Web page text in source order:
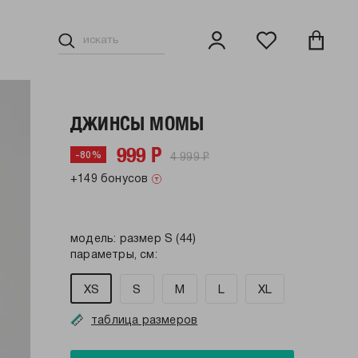
ДЖИНСЫ МОМЫ
-80% 999 Р 4 999 Р
+149 бонусов
модель: размер S (44)
параметры, см:
XS S M L XL
таблица размеров